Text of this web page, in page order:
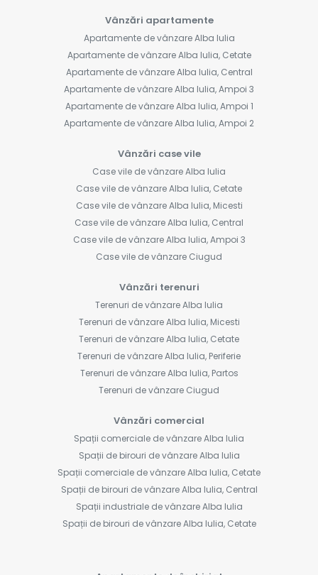
Vânzări apartamente
Apartamente de vânzare Alba Iulia
Apartamente de vânzare Alba Iulia, Cetate
Apartamente de vânzare Alba Iulia, Central
Apartamente de vânzare Alba Iulia, Ampoi 3
Apartamente de vânzare Alba Iulia, Ampoi 1
Apartamente de vânzare Alba Iulia, Ampoi 2
Vânzări case vile
Case vile de vânzare Alba Iulia
Case vile de vânzare Alba Iulia, Cetate
Case vile de vânzare Alba Iulia, Micesti
Case vile de vânzare Alba Iulia, Central
Case vile de vânzare Alba Iulia, Ampoi 3
Case vile de vânzare Ciugud
Vânzări terenuri
Terenuri de vânzare Alba Iulia
Terenuri de vânzare Alba Iulia, Micesti
Terenuri de vânzare Alba Iulia, Cetate
Terenuri de vânzare Alba Iulia, Periferie
Terenuri de vânzare Alba Iulia, Partos
Terenuri de vânzare Ciugud
Vânzări comercial
Spații comerciale de vânzare Alba Iulia
Spații de birouri de vânzare Alba Iulia
Spații comerciale de vânzare Alba Iulia, Cetate
Spații de birouri de vânzare Alba Iulia, Central
Spații industriale de vânzare Alba Iulia
Spații de birouri de vânzare Alba Iulia, Cetate